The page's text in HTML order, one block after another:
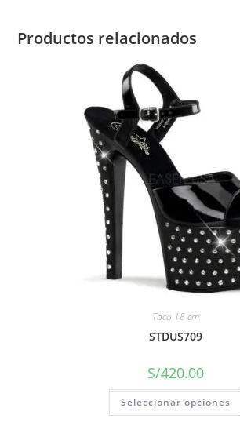
Productos relacionados
Taco 18 cm
STDUS709
S/420.00
Seleccionar opciones